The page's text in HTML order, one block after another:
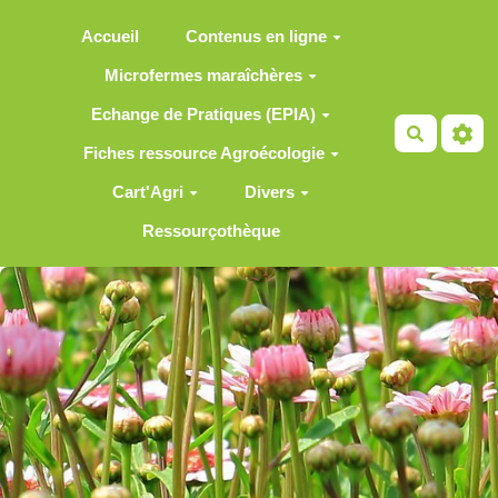
Accueil Contenus en ligne
Microfermes maraîchères
Echange de Pratiques (EPIA)
Fiches ressource Agroécologie
Cart'Agri Divers
Ressourçothèque